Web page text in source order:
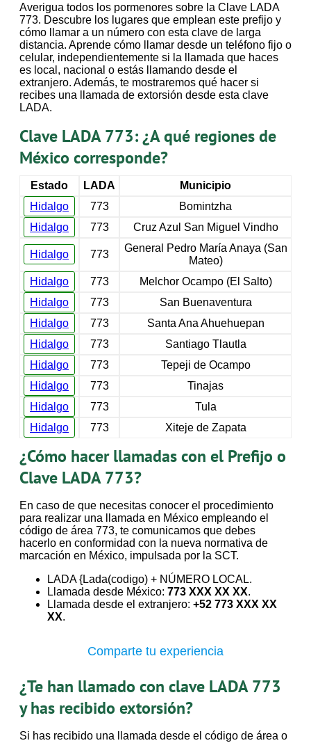
Averigua todos los pormenores sobre la Clave LADA
773. Descubre los lugares que emplean este prefijo y
cómo llamar a un número con esta clave de larga
distancia. Aprende cómo llamar desde un teléfono fijo o
celular, independientemente si la llamada que haces
es local, nacional o estás llamando desde el
extranjero. Además, te mostraremos qué hacer si
recibes una llamada de extorsión desde esta clave
LADA.
Clave LADA 773: ¿A qué regiones de
México corresponde?
Estado LADA
Municipio
Hidalgo
773
Bomintzha
Hidalgo
773 Cruz Azul San Miguel Vindho
Hidalgo 773
General Pedro María Anaya (San
Mateo)
Hidalgo
773
Melchor Ocampo (El Salto)
Hidalgo
773
San Buenaventura
Hidalgo
773
Santa Ana Ahuehuepan
Hidalgo
773
Santiago Tlautla
Hidalgo
773
Tepeji de Ocampo
Hidalgo
773
Tinajas
Hidalgo
773
Tula
Hidalgo
773 Xiteje de Zapata
¿Cómo hacer llamadas con el Prefijo o
Clave LADA 773?
En caso de que necesitas conocer el procedimiento
para realizar una llamada en México empleando el
código de área 773, te comunicamos que debes
hacerlo en conformidad con la nueva normativa de
marcación en México, impulsada por la SCT.
LADA {Lada(codigo) + NÚMERO LOCAL.
Llamada desde México: 773 XXX XX XX.
Llamada desde el extranjero: +52 773 XXX XX
XX.
Comparte tu experiencia
¿Te han llamado con clave LADA 773
y has recibido extorsión?
Si has recibido una llamada desde el código de área o